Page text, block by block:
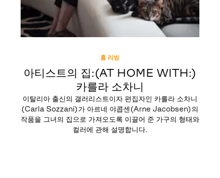
홈 리빙
아티스트의 집:(AT HOME WITH:)
카를라 소차니
이탈리아 출신의 갤러리스트이자 편집자인 카를라 소차니
(Carla Sozzani)가 아르네 야콥센(Arne Jacobsen)의
작품을 그녀의 집으로 가져오도록 이끌어 준 가구의 형태와
컬러에 관해 설명합니다.